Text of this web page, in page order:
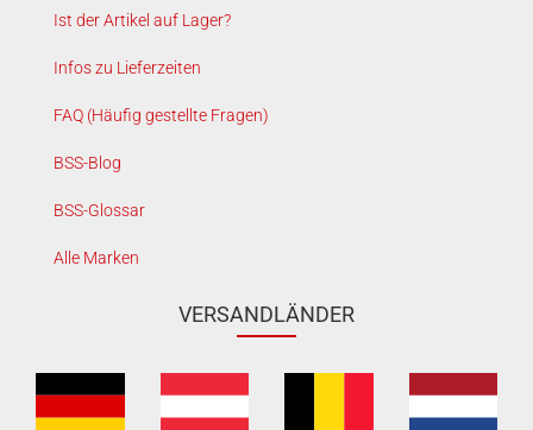
Ist der Artikel auf Lager?
Infos zu Lieferzeiten
FAQ (Häufig gestellte Fragen)
BSS-Blog
BSS-Glossar
Alle Marken
VERSANDLÄNDER